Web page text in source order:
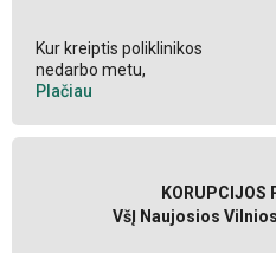
Kur kreiptis poliklinikos
nedarbo metu,
Plačiau
KORUPCIJOS
VšĮ Naujosios